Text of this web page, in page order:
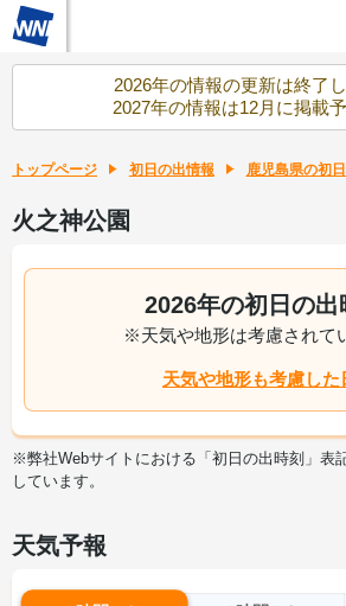
2026年の情報の更新は終了し
2027年の情報は12月に掲載予
トップページ 初日の出情報 鹿児島県の初
火之神公園
2026年の初日の出
※天気や地形は考慮されて
天気や地形も考慮した
※弊社Webサイトにおける「初日の出時刻」表
しています。
天気予報